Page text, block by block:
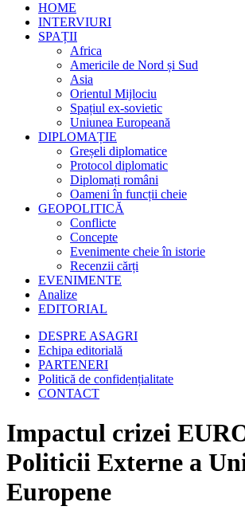
HOME
INTERVIURI
SPAȚII
Africa
Americile de Nord și Sud
Asia
Orientul Mijlociu
Spațiul ex-sovietic
Uniunea Europeană
DIPLOMAȚIE
Greșeli diplomatice
Protocol diplomatic
Diplomați români
Oameni în funcții cheie
GEOPOLITICĂ
Conflicte
Concepte
Evenimente cheie în istorie
Recenzii cărți
EVENIMENTE
Analize
EDITORIAL
DESPRE ASAGRI
Echipa editorială
PARTENERI
Politică de confidențialitate
CONTACT
Impactul crizei
Politicii Externe a
Europene